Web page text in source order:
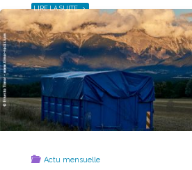
LIRE LA SUITE"C’EST
PAS
(PARCE
QU’IL
Y
A
UN
TITRE
QUE
ÇA
CHANGE
QUELQUE
CHOSE)"
2017
–
CARTE
TIMOR
ROCKS !"
Actu mensuelle